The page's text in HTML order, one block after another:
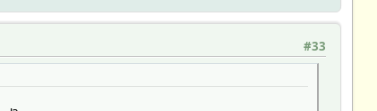
#33